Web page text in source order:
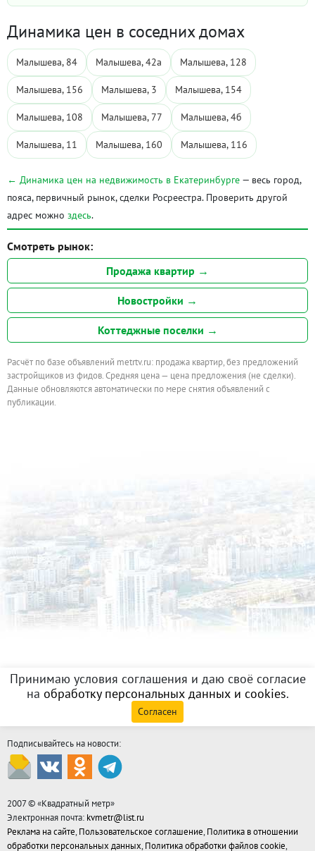
Динамика цен в соседних домах
Малышева, 84 Малышева, 42а Малышева, 128
Малышева, 156 Малышева, 3 Малышева, 154
Малышева, 108 Малышева, 77 Малышева, 4б
Малышева, 11 Малышева, 160 Малышева, 116
← Динамика цен на недвижимость в Екатеринбурге — весь город,
пояса, первичный рынок, сделки Росреестра. Проверить другой
адрес можно здесь.
Смотреть рынок:
Продажа квартир →
Новостройки →
Коттеджные поселки →
Расчёт по базе объявлений metrtv.ru: продажа квартир, без предложений
застройщиков из фидов. Средняя цена — цена предложения (не сделки).
Данные обновляются автоматически по мере снятия объявлений с
публикации.
Принимаю условия соглашения и даю своё согласие
на обработку персональных данных и cookies.
Согласен
Подписывайтесь на новости:
2007 © «Квадратный метр»
Электронная почта: kvmetr@list.ru
Реклама на сайте, Пользовательское соглашение, Политика в отношении
обработки персональных данных, Политика обработки файлов cookie,